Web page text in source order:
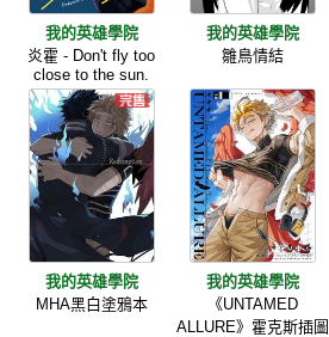
我的英雄學院
炎霍 - Don't fly too
close to the sun.
我的英雄學院
雛鳥情結
我的英雄學院
MHA黑白塗鴉本
我的英雄學院
《UNTAMED
ALLURE》霍克斯插圖